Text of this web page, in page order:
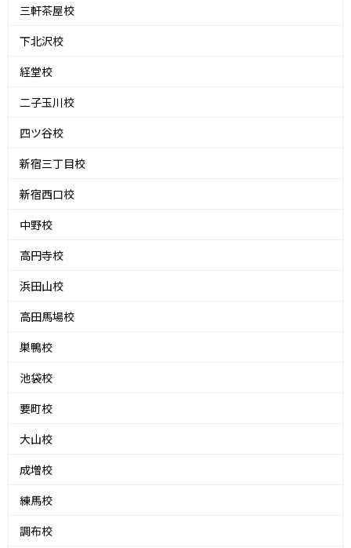
三軒茶屋校
下北沢校
経堂校
二子玉川校
四ツ谷校
新宿三丁目校
新宿西口校
中野校
高円寺校
浜田山校
高田馬場校
巣鴨校
池袋校
要町校
大山校
成増校
練馬校
調布校